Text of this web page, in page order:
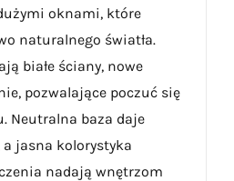
oknami, które
naturalnego światła.
białe ściany, nowe
pozwalające poczuć się
Neutralna baza daje
jasna kolorystyka
nadają wnętrzom